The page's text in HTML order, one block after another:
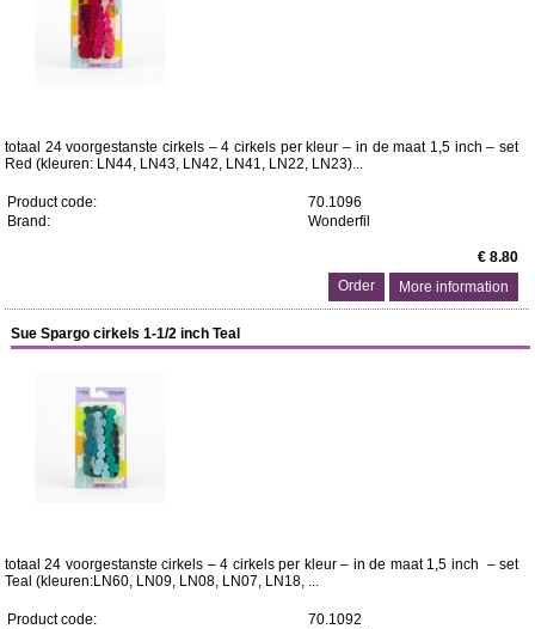
totaal 24 voorgestanste cirkels – 4 cirkels per kleur – in de maat 1,5 inch – set
Red (kleuren: LN44, LN43, LN42, LN41, LN22, LN23)...
Product code:
70.1096
Brand:
Wonderfil
€ 8.80
More information
Sue Spargo cirkels 1-1/2 inch Teal
totaal 24 voorgestanste cirkels – 4 cirkels per kleur – in de maat 1,5 inch – set
Teal (kleuren:LN60, LN09, LN08, LN07, LN18, ...
Product code:
70.1092